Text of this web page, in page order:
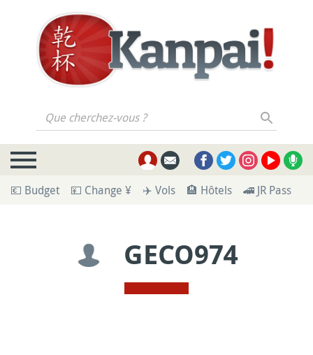
Que cherchez-vous ?
💶 Budget 💴 Change ¥ ✈️ Vols 🏨 Hôtels 🚄 JR Pass
GECO974